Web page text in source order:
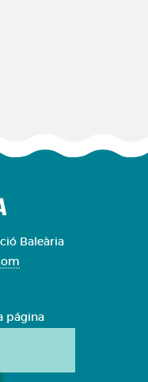
Baleària
página